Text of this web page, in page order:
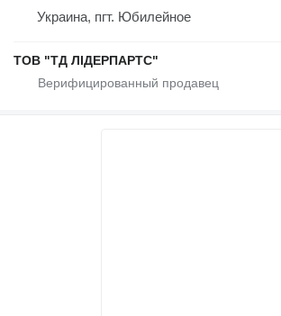
Украина, пгт. Юбилейное
ТОВ "ТД ЛІДЕРПАРТС"